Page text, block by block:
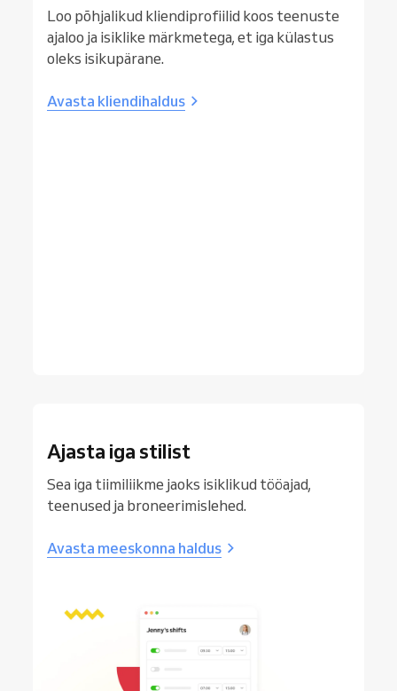
Loo põhjalikud kliendiprofiilid koos teenuste
ajaloo ja isiklike märkmetega, et iga külastus
oleks isikupärane.
Avasta kliendihaldus
Ajasta iga stilist
Sea iga tiimiliikme jaoks isiklikud tööajad,
teenused ja broneerimislehed.
Avasta meeskonna haldus